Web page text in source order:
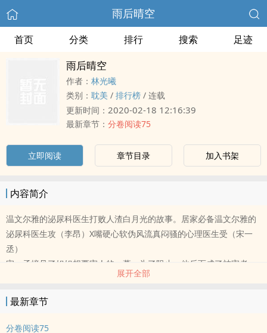
雨后晴空
首页 分类 排行 搜索 足迹
雨后晴空
作者： 林光曦
类别： 耽美 / 排行榜 / 连载
更新时间： 2020-02-18 12:16:39
最新章节： 分卷阅读75
立即阅读 章节目录 加入书架
内容简介
温文尔雅的泌尿科医生打败人渣白月光的故事。居家必备温文尔雅的
泌尿科医生攻（李昂）X嘴硬心软伪风流真闷骚的心理医生受（宋一
丞）
宋一丞撞见了姐姐想要害人的一幕，为了阻止，他反而成了被害者，
被丧心病狂的姐姐注入了带有艾滋病毒的血液。
察。
宋一丞不知该如何面对这样的等待，幸亏有李昂一直陪伴着。这个男
展开全部
最新章节
分卷阅读75